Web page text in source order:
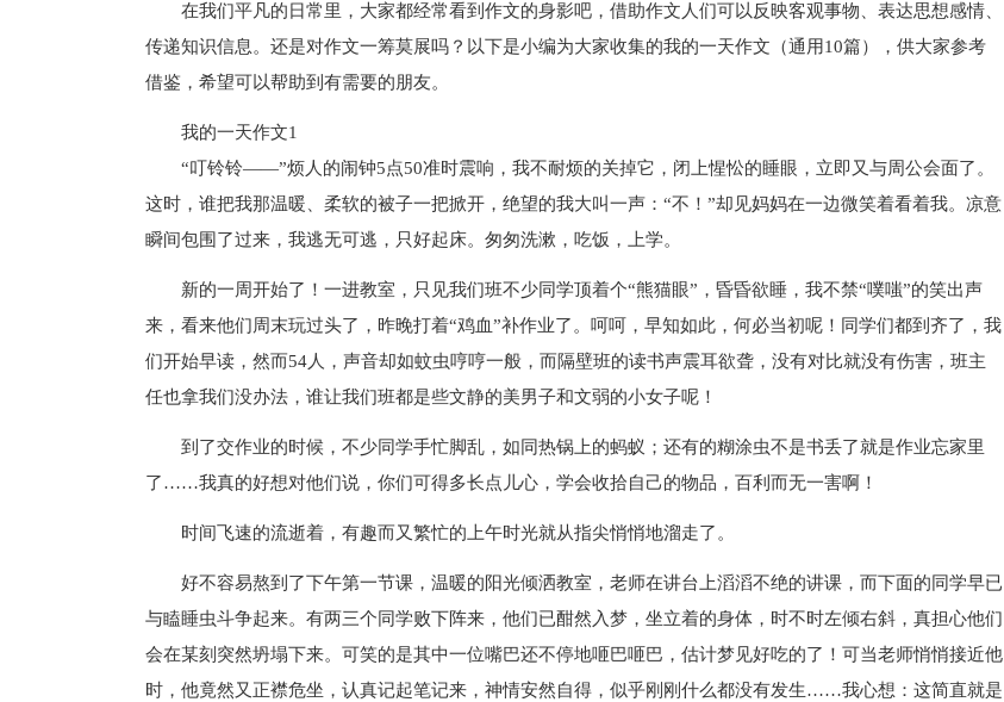
在我们平凡的日常里，大家都经常看到作文的身影吧，借助作文人们可以反映客观事物、表达思想感情、
传递知识信息。还是对作文一筹莫展吗？以下是小编为大家收集的我的一天作文（通用10篇），供大家参考
借鉴，希望可以帮助到有需要的朋友。
我的一天作文1
“叮铃铃——”烦人的闹钟5点50准时震响，我不耐烦的关掉它，闭上惺忪的睡眼，立即又与周公会面了。
这时，谁把我那温暖、柔软的被子一把掀开，绝望的我大叫一声：“不！”却见妈妈在一边微笑着看着我。凉意
瞬间包围了过来，我逃无可逃，只好起床。匆匆洗漱，吃饭，上学。
新的一周开始了！一进教室，只见我们班不少同学顶着个“熊猫眼”，昏昏欲睡，我不禁“噗嗤”的笑出声
来，看来他们周末玩过头了，昨晚打着“鸡血”补作业了。呵呵，早知如此，何必当初呢！同学们都到齐了，我
们开始早读，然而54人，声音却如蚊虫哼哼一般，而隔壁班的读书声震耳欲聋，没有对比就没有伤害，班主
任也拿我们没办法，谁让我们班都是些文静的美男子和文弱的小女子呢！
到了交作业的时候，不少同学手忙脚乱，如同热锅上的蚂蚁；还有的糊涂虫不是书丢了就是作业忘家里
了……我真的好想对他们说，你们可得多长点儿心，学会收拾自己的物品，百利而无一害啊！
时间飞速的流逝着，有趣而又繁忙的上午时光就从指尖悄悄地溜走了。
好不容易熬到了下午第一节课，温暖的阳光倾洒教室，老师在讲台上滔滔不绝的讲课，而下面的同学早已
与瞌睡虫斗争起来。有两三个同学败下阵来，他们已酣然入梦，坐立着的身体，时不时左倾右斜，真担心他们
会在某刻突然坍塌下来。可笑的是其中一位嘴巴还不停地咂巴咂巴，估计梦见好吃的了！可当老师悄悄接近他
时，他竟然又正襟危坐，认真记起笔记来，神情安然自得，似乎刚刚什么都没有发生……我心想：这简直就是